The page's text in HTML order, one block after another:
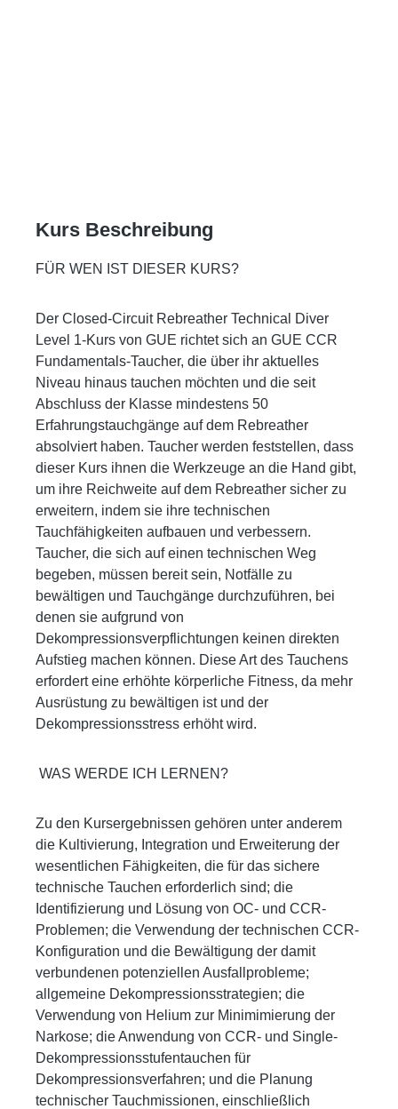
Kurs Beschreibung
FÜR WEN IST DIESER KURS?
Der Closed-Circuit Rebreather Technical Diver
Level 1-Kurs von GUE richtet sich an GUE CCR
Fundamentals-Taucher, die über ihr aktuelles
Niveau hinaus tauchen möchten und die seit
Abschluss der Klasse mindestens 50
Erfahrungstauchgänge auf dem Rebreather
absolviert haben. Taucher werden feststellen, dass
dieser Kurs ihnen die Werkzeuge an die Hand gibt,
um ihre Reichweite auf dem Rebreather sicher zu
erweitern, indem sie ihre technischen
Tauchfähigkeiten aufbauen und verbessern.
Taucher, die sich auf einen technischen Weg
begeben, müssen bereit sein, Notfälle zu
bewältigen und Tauchgänge durchzuführen, bei
denen sie aufgrund von
Dekompressionsverpflichtungen keinen direkten
Aufstieg machen können. Diese Art des Tauchens
erfordert eine erhöhte körperliche Fitness, da mehr
Ausrüstung zu bewältigen ist und der
Dekompressionsstress erhöht wird.
WAS WERDE ICH LERNEN?
Zu den Kursergebnissen gehören unter anderem
die Kultivierung, Integration und Erweiterung der
wesentlichen Fähigkeiten, die für das sichere
technische Tauchen erforderlich sind; die
Identifizierung und Lösung von OC- und CCR-
Problemen; die Verwendung der technischen CCR-
Konfiguration und die Bewältigung der damit
verbundenen potenziellen Ausfallprobleme;
allgemeine Dekompressionsstrategien; die
Verwendung von Helium zur Minimimierung der
Narkose; die Anwendung von CCR- und Single-
Dekompressionsstufentauchen für
Dekompressionsverfahren; und die Planung
technischer Tauchmissionen, einschließlich